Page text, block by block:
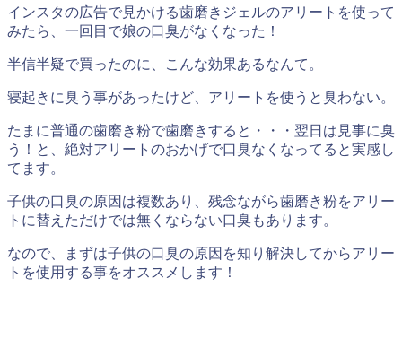
インスタの広告で見かける歯磨きジェルのアリートを使って
みたら、一回目で娘の口臭がなくなった！
半信半疑で買ったのに、こんな効果あるなんて。
寝起きに臭う事があったけど、アリートを使うと臭わない。
たまに普通の歯磨き粉で歯磨きすると・・・翌日は見事に臭
う！と、絶対アリートのおかげで口臭なくなってると実感し
てます。
子供の口臭の原因は複数あり、残念ながら歯磨き粉をアリー
トに替えただけでは無くならない口臭もあります。
なので、まずは子供の口臭の原因を知り解決してからアリー
トを使用する事をオススメします！